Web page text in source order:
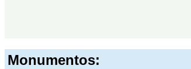
Monumentos: